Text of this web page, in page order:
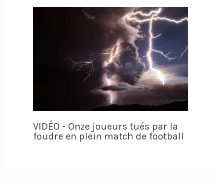
VIDÉO - Onze joueurs tués par la
foudre en plein match de football